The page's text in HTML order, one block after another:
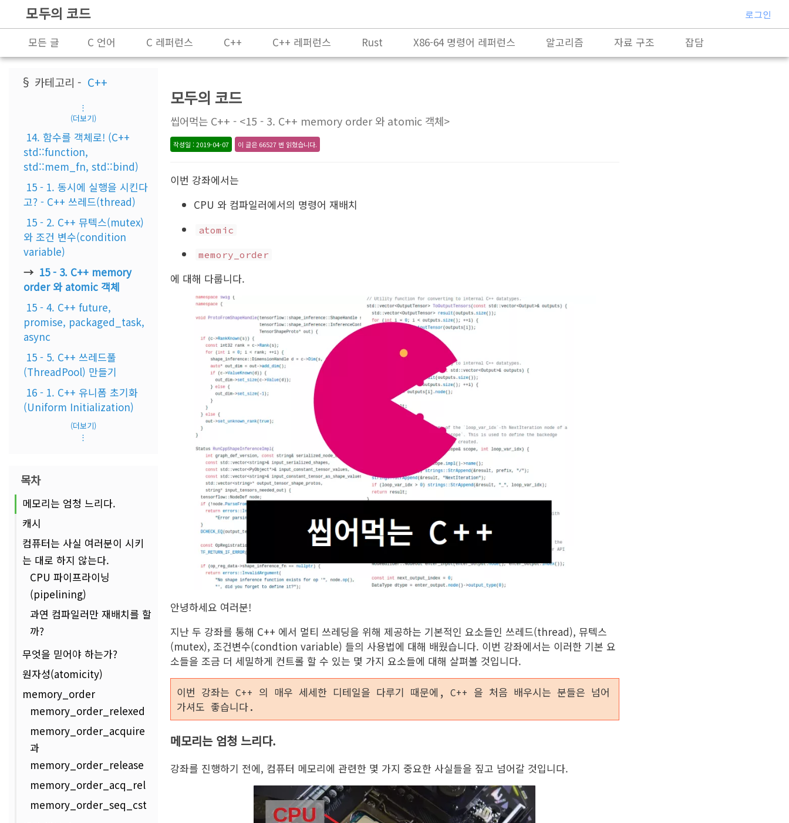
모두의 코드 로그인
모든 글 C 언어 C 레퍼런스 C++ C++ 레퍼런스 Rust X86-64 명령어 레퍼런스 알고리즘 자료 구조
잡담
§ 카테고리 - C++
⋮
(더보기)
14. 함수를 객체로! (C++
std::function,
std::mem_fn, std::bind)
15 - 1. 동시에 실행을 시킨다
고? - C++ 쓰레드(thread)
15 - 2. C++ 뮤텍스(mutex)
와 조건 변수(condition
variable)
15 - 3. C++ memory
order 와 atomic 객체
15 - 4. C++ future,
promise, packaged_task,
async
15 - 5. C++ 쓰레드풀
(ThreadPool) 만들기
16 - 1. C++ 유니폼 초기화
(Uniform Initialization)
(더보기)
⋮
목차
메모리는 엄청 느리다.
캐시
컴퓨터는 사실 여러분이 시키
는 대로 하지 않는다.
CPU 파이프라이닝
(pipelining)
과연 컴파일러만 재배치를 할
까?
무엇을 믿어야 하는가?
원자성(atomicity)
memory_order
memory_order_relexed
memory_order_acquire
과
memory_order_release
memory_order_acq_rel
memory_order_seq_cst
모두의 코드
씹어먹는 C++ - <15 - 3. C++ memory order 와 atomic 객체>
작성일 : 2019-04-07 이 글은 66527 번 읽혔습니다.
이번 강좌에서는
CPU 와 컴파일러에서의 명령어 재배치
atomic
memory_order
에 대해 다룹니다.
안녕하세요 여러분!
지난 두 강좌를 통해 C++ 에서 멀티 쓰레딩을 위해 제공하는 기본적인 요소들인 쓰레드(thread), 뮤텍스
(mutex), 조건변수(condtion variable) 들의 사용법에 대해 배웠습니다. 이번 강좌에서는 이러한 기본 요
소들을 조금 더 세밀하게 컨트롤 할 수 있는 몇 가지 요소들에 대해 살펴볼 것입니다.
이번 강좌는 C++ 의 매우 세세한 디테일을 다루기 때문에, C++ 을 처음 배우시는 분들은 넘어
가셔도 좋습니다.
메모리는 엄청 느리다.
강좌를 진행하기 전에, 컴퓨터 메모리에 관련한 몇 가지 중요한 사실들을 짚고 넘어갈 것입니다.